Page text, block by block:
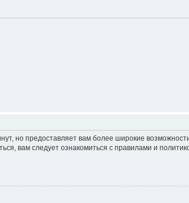
но предоставляет вам более широкие
вам следует ознакомиться с правилами и